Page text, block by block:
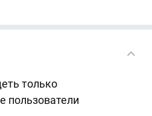
только
пользователи